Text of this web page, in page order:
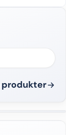
produkter